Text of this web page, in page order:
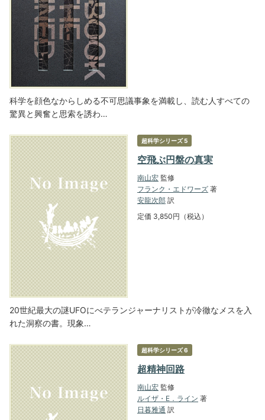
科学を顔色なからしめる不可思議事象を満載し、読む人すべての
驚異と興奮と思索を誘わ…
超科学シリーズ 5
空飛ぶ円盤の真実
南山宏 監修
フランク・エドワーズ 著
安龍次郎 訳
定価 3,850円（税込）
20世紀最大の謎UFOにべテランジャーナリストが冷徹なメスを入
れた洞察の書。現象…
超科学シリーズ 6
超精神回路
南山宏 監修
ルイザ・E．ライン 著
日暮雅通 訳